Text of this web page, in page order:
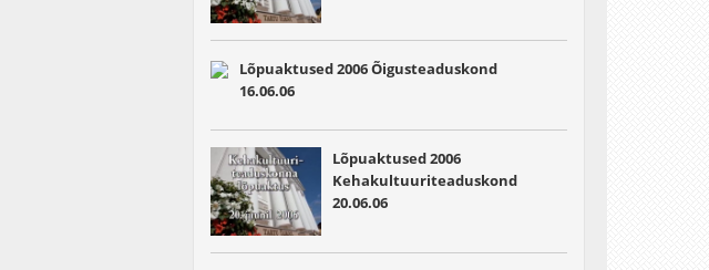
Lõpuaktused 2006 Õigusteaduskond
16.06.06
Lõpuaktused 2006
Kehakultuuriteaduskond
20.06.06